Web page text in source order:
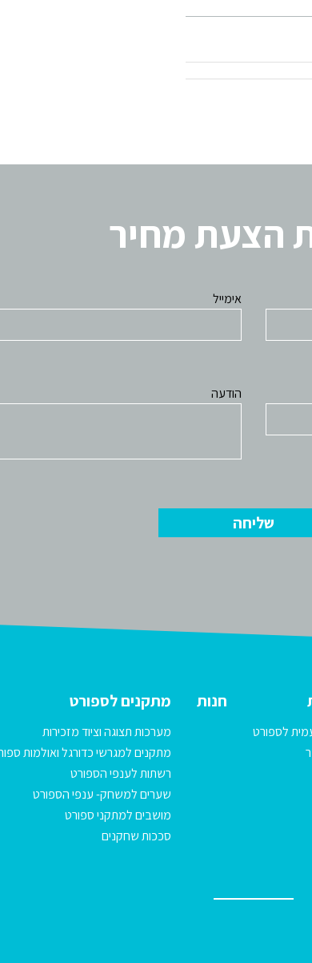
הצעת מחיר
אימייל
הודעה
לספורט
חנות מתקנים לספורט
מערכות תצוגה וציוד מזכירות
מתקנים למגרשי כדורגל ואולמות
רשתות לענפי הספורט
שערים למשחק- ענפי הספורט
מושבים למתקני ספורט
סככות שחקנים